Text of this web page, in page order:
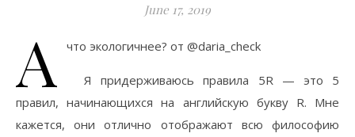
June 17, 2019
А что экологичнее? от @daria_check
⠀ Я придерживаюсь правила 5R — это 5
правил, начинающихся на английскую букву R. Мне
кажется, они отлично отображают всю философию